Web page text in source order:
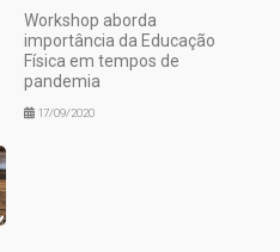
Workshop aborda
importância da Educação
Física em tempos de
pandemia
17/09/2020